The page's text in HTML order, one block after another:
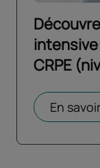
CRPE
En
Ouvrir